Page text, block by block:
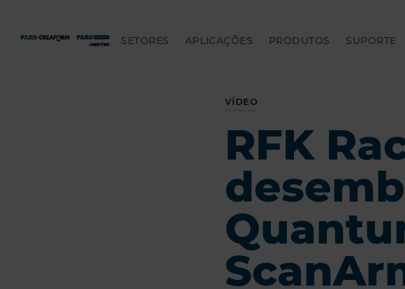
SETORES APLICAÇÕES PRODUTOS SUPORTE
VÍDEO
RFK